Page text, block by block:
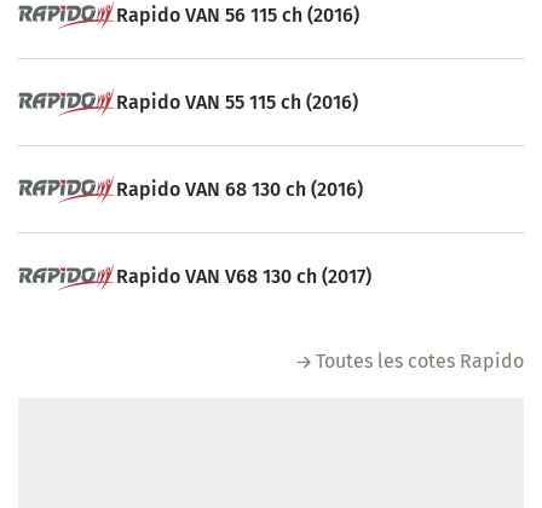
Rapido VAN 56 115 ch (2016)
Rapido VAN 55 115 ch (2016)
Rapido VAN 68 130 ch (2016)
Rapido VAN V68 130 ch (2017)
Toutes les cotes Rapido